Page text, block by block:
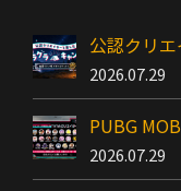
公認クリ
2026.07.29
PUBG
2026.07.29